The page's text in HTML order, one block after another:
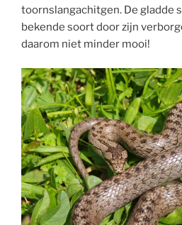
toornslangachitgen. De gladde
bekende soort door zijn
daarom niet minder mooi!